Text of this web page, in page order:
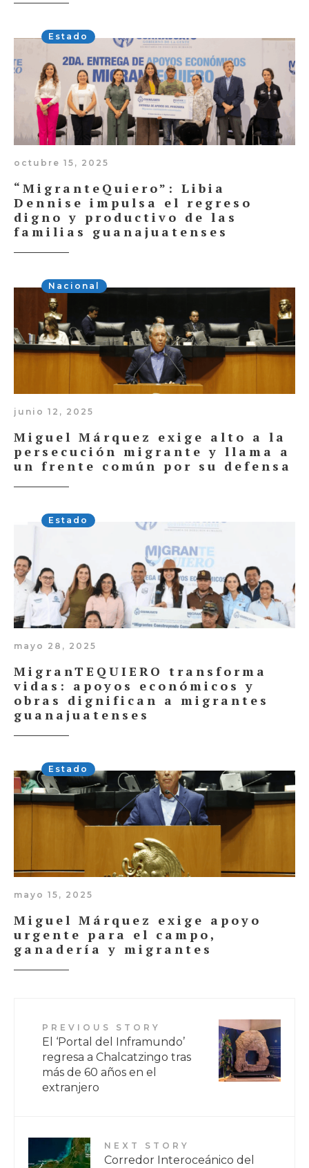
Estado
octubre 15, 2025
“MigranteQuiero”: Libia
Dennise impulsa el regreso
digno y productivo de las
familias guanajuatenses
Nacional
junio 12, 2025
Miguel Márquez exige alto a la
persecución migrante y llama a
un frente común por su defensa
Estado
mayo 28, 2025
MigranTEQUIERO transforma
vidas: apoyos económicos y
obras dignifican a migrantes
guanajuatenses
Estado
mayo 15, 2025
Miguel Márquez exige apoyo
urgente para el campo,
ganadería y migrantes
PREVIOUS STORY
El ‘Portal del Inframundo’
regresa a Chalcatzingo tras
más de 60 años en el
extranjero
NEXT STORY
Corredor Interoceánico del